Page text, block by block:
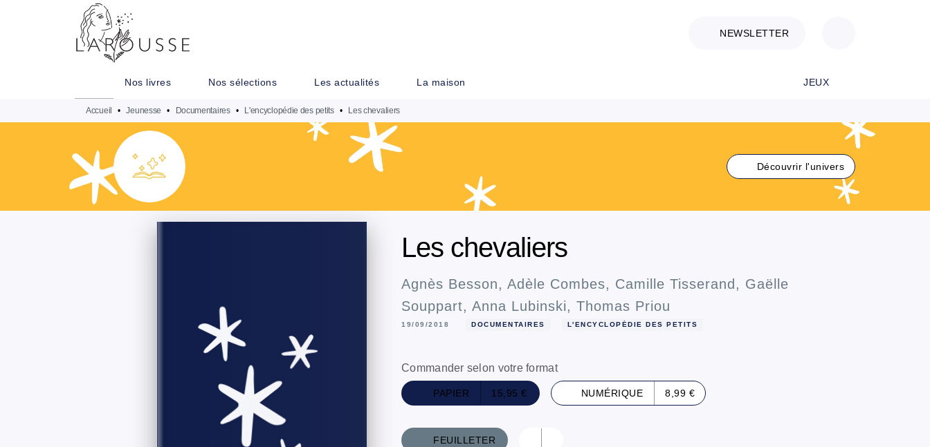
MENU
NEWSLETTER
Nos livres Nos sélections Les actualités La maison JEUX
Accueil • Jeunesse • Documentaires • L'encyclopédie des petits • Les chevaliers
Découvrir l'univers
Les chevaliers
Agnès Besson,Adèle Combes, Camille Tisserand , Gaëlle
Souppart,Anna Lubinski,Thomas Priou
19/09/2018 DOCUMENTAIRES L'ENCYCLOPÉDIE DES PETITS
Commander selon votre format
PAPIER 15,95 € NUMÉRIQUE 8,99 €
FEUILLETER